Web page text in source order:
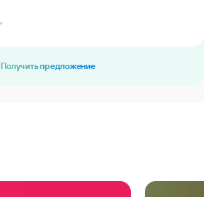
Получить предложение